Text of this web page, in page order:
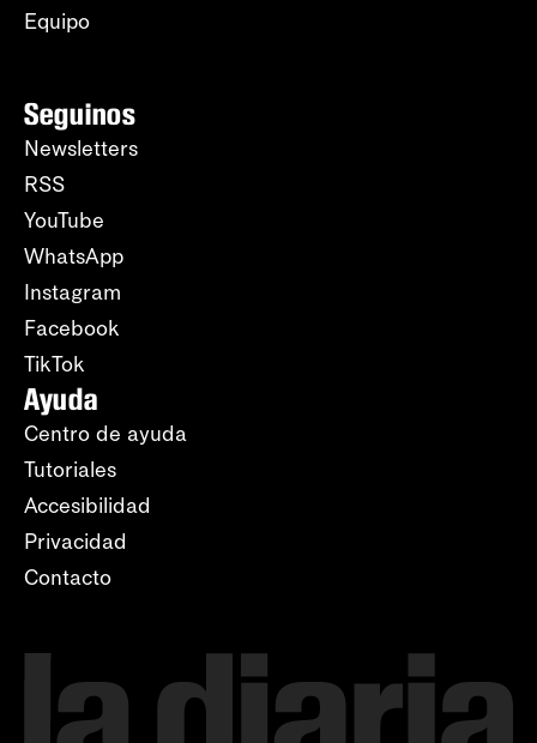
Equipo
Seguinos
Newsletters
RSS
YouTube
WhatsApp
Instagram
Facebook
TikTok
Ayuda
Centro de ayuda
Tutoriales
Accesibilidad
Privacidad
Contacto